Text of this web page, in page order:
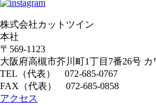
株式会社カットツイン
本社
〒569-1123
大阪府高槻市芥川町1丁目7番26号 カ
TEL（代表） 072-685-0767
FAX（代表） 072-685-0858
アクセス